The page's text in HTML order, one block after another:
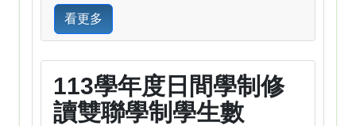
看更多
113學年度日間學制修
讀雙聯學制學生數